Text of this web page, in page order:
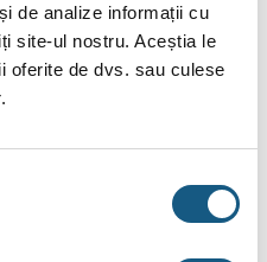
de analize informații cu
site-ul nostru. Aceștia le
oferite de dvs. sau culese
G1″ x G1″1/4
de incalzire inchise
de 120 C. Presiunea de